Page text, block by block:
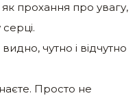
прохання про увагу,
чутно і відчутно
Просто не